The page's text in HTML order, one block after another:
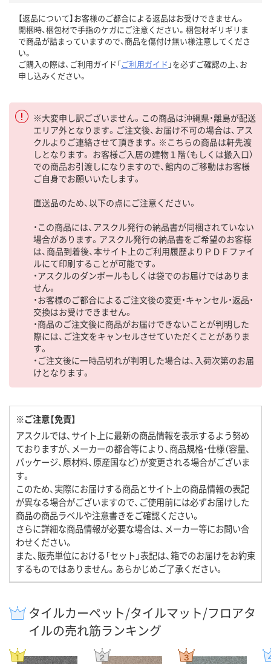
【返品について】お客様のご都合による返品はお受けできません。
開梱時、梱包材で手指のケガにご注意ください。梱包材ギリギリま
で商品が詰まっていますので、商品を傷付け無い様注意してくださ
い。
ご購入の際は、ご利用ガイド「ご利用ガイド 」を必ずご確認の上、お
申し込みください。
※大変申し訳ございません。この商品は沖縄県・離島が配送
エリア外となります。ご注文後、お届け不可の場合は、アス
クルよりご連絡させて頂きます。※こちらの商品は軒先渡
しとなります。 お客様ご入居の建物１階（もしくは搬入口）
での商品お引渡しになりますので、館内のご移動はお客様
ご自身でお願いいたします。
直送品のため、以下の点にご注意ください。
・この商品には、アスクル発行の納品書が同梱されていない
場合があります。アスクル発行の納品書をご希望のお客様
は、商品到着後、本サイト上のご利用履歴よりＰＤＦファイ
ルにて印刷することが可能です。
・アスクルのダンボールもしくは袋でのお届けではありま
せん。
・お客様のご都合によるご注文後の変更・キャンセル・返品・
交換はお受けできません。
・商品のご注文後に商品がお届けできないことが判明した
際には、ご注文をキャンセルさせていただくことがありま
す。
・ご注文後に一時品切れが判明した場合は、入荷次第のお届
けとなります。
※ご注意【免責】
アスクルでは、サイト上に最新の商品情報を表示するよう努め
ておりますが、メーカーの都合等により、商品規格・仕様（容量、
パッケージ、原材料、原産国など）が変更される場合がございま
す。
このため、実際にお届けする商品とサイト上の商品情報の表記
が異なる場合がございますので、ご使用前には必ずお届けした
商品の商品ラベルや注意書きをご確認ください。
さらに詳細な商品情報が必要な場合は、メーカー等にお問い合
わせください。
また、販売単位における「セット」表記は、箱でのお届けをお約束
するものではありません。あらかじめご了承ください。
タイルカーペット/タイルマット/フロアタ
イルの売れ筋ランキング